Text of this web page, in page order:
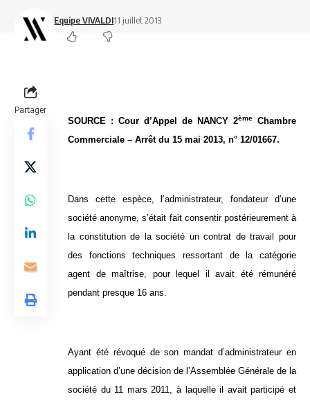
Equipe VIVALDI11 juillet 2013
Partager
SOURCE : Cour d’Appel de NANCY 2ème
Chambre
Commerciale – Arrêt du 15 mai 2013, n° 12/01667.
Dans cette espèce, l’administrateur, fondateur d’une
société anonyme, s’était fait consentir postérieurement à
la constitution de la société un contrat de travail pour
des fonctions techniques ressortant de la catégorie
agent de maîtrise, pour lequel il avait été rémunéré
pendant presque 16 ans.
Ayant été révoqué de son mandat d’administrateur en
application d’une décision de l’Assemblée Générale de la
société du 11 mars 2011, à laquelle il avait participé et